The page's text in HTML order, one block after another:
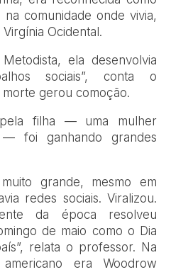
na comunidade onde vivia,
Ocidental.
ela desenvolvia
sociais”, conta o
morte gerou comoção.
filha — uma mulher
foi ganhando grandes
grande, mesmo em
redes sociais. Viralizou.
da época resolveu
de maio como o Dia
relata o professor. Na
era Woodrow